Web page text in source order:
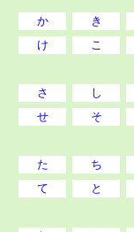
か き
け
こ
さ し
せ
そ
た ち
て
と